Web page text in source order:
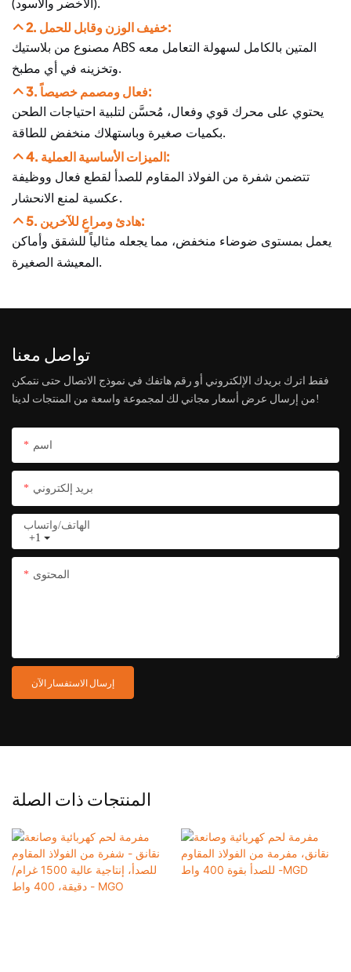
2. خفيف الوزن وقابل للحمل:
مصنوع من بلاستيك ABS المتين بالكامل لسهولة التعامل معه
وتخزينه في أي مطبخ.
3. فعال ومصمم خصيصاً:
يحتوي على محرك قوي وفعال، مُحسَّن لتلبية احتياجات الطحن
بكميات صغيرة وباستهلاك منخفض للطاقة.
4. الميزات الأساسية العملية:
تتضمن شفرة من الفولاذ المقاوم للصدأ لقطع فعال ووظيفة
عكسية لمنع الانحشار.
5. هادئ ومراعٍ للآخرين:
يعمل بمستوى ضوضاء منخفض، مما يجعله مثالياً للشقق وأماكن
المعيشة الصغيرة.
تواصل معنا
فقط اترك بريدك الإلكتروني أو رقم هاتفك في نموذج الاتصال حتى نتمكن
من إرسال عرض أسعار مجاني لك لمجموعة واسعة من المنتجات لدينا!
اسم
بريد إلكتروني
+1
الهاتف/واتساب
المحتوى
إرسال الاستفسار الآن
المنتجات ذات الصلة